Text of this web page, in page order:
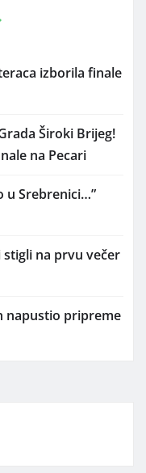
izborila finale
Široki Brijeg!
na Pecari
u Srebrenici…”
na prvu večer
napustio pripreme